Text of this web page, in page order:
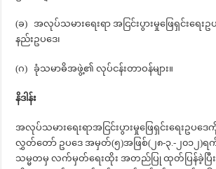
(ခ) အလုပ်သမားရေးရာ အငြင်းပွားမှုဖြေရှင်းရေးဥ
နည်းဥပဒေ၊
(ဂ) ခုံသမာဓိအဖွဲ့၏ လုပ်ငန်းတာဝန်များ။
နိဒါန်း
အလုပ်သမားရေးရာအငြင်းပွားမှုဖြေရှင်းရေးဥပဒ
လွှတ်တော် ဥပဒေ အမှတ်(၅)အဖြစ်(၂၈-၃.-၂၀၁၂)ရ
သမ္မတမှ လက်မှတ်ရေးထိုး အတည်ပြု ထုတ်ပြန်ခဲ့ပြီ